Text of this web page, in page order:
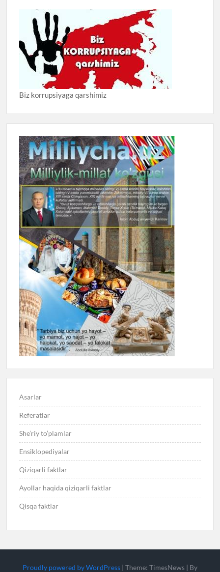
Biz korrupsiyaga qarshimiz
Asarlar
Referatlar
She’riy to’plamlar
Ensiklopediyalar
Qiziqarli faktlar
Ayollar haqida qiziqarli faktlar
Qisqa faktlar
Proudly powered by WordPress | Theme: TimesNews | By